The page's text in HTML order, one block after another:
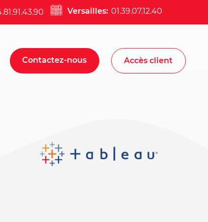
Versailles: 01.39.07.12.40
Contactez-nous Accès client